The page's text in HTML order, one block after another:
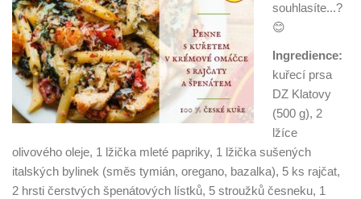
souhlasíte...?
😊
Ingredience:
kuřecí prsa
DZ Klatovy
(500 g), 2
lžíce
olivového oleje, 1 lžička mleté papriky, 1 lžička sušených
italských bylinek (směs tymián, oregano, bazalka), 5 ks rajčat,
2 hrsti čerstvých špenátových lístků, 5 stroužků česneku, 1